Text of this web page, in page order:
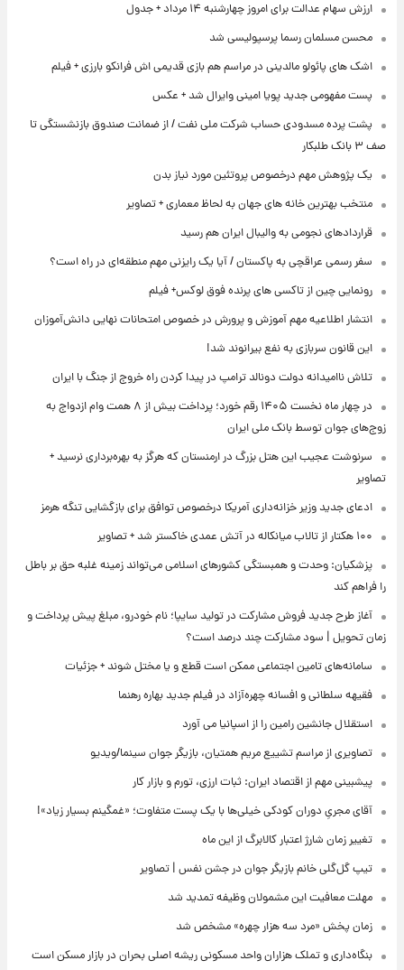
ارزش سهام عدالت برای امروز چهارشنبه ۱۴ مرداد + جدول
محسن مسلمان رسما پرسپولیسی شد
اشک های پائولو مالدینی در مراسم هم بازی قدیمی اش فرانکو بارزی + فیلم
پست مفهومی جدید پویا امینی وایرال شد + عکس
پشت پرده‌ مسدودی حساب شرکت ملی نفت / از ضمانت صندوق بازنشستگی تا
صف ۳ بانک طلبکار
یک پژوهش مهم درخصوص پروتئین مورد نیاز بدن
منتخب بهترین خانه های جهان به لحاظ معماری + تصاویر
قراردادهای نجومی به والیبال ایران هم رسید
سفر رسمی عراقچی به پاکستان / آیا یک رایزنی مهم منطقه‌ای در راه است؟
رونمایی چین از تاکسی های پرنده فوق لوکس+ فیلم
انتشار اطلاعیه مهم آموزش و پرورش در خصوص امتحانات نهایی دانش‌آموزان
این قانون سربازی به نفع بیرانوند شد!
تلاش ناامیدانه‌ دولت دونالد ترامپ در پیدا کردن راه خروج از جنگ با ایران
در چهار ماه نخست ۱۴۰۵ رقم خورد؛ پرداخت بیش از ۸ همت وام ازدواج به
زوج‌های جوان توسط بانک ملی ایران
سرنوشت عجیب این هتل بزرگ در ارمنستان که هرگز به بهره‌برداری نرسید +
تصاویر
ادعای جدید وزیر خزانه‌داری آمریکا درخصوص توافق برای بازگشایی تنگه هرمز
۱۰۰ هکتار از تالاب میانکاله در آتش عمدی خاکستر شد + تصاویر
پزشکیان: وحدت و همبستگی کشورهای اسلامی می‌تواند زمینه غلبه حق بر باطل
را فراهم کند
آغاز طرح جدید فروش مشارکت در تولید سایپا؛ نام خودرو، مبلغ پیش پرداخت و
زمان تحویل | سود مشارکت چند درصد است؟
سامانه‌های تامین اجتماعی ممکن است قطع و یا مختل شوند + جزئیات
فقیهه سلطانی و افسانه چهره‌آزاد در فیلم جدید بهاره رهنما
استقلال جانشین رامین را از اسپانیا می آورد
تصاویری از مراسم تشییع مریم همتیان، بازیگر جوان سینما/ویدیو
پیشبینی مهم از اقتصاد ایران: ثبات ارزی، تورم و بازار کار
آقای مجریِ دوران کودکی خیلی‌ها با یک پست متفاوت؛ «غمگینم بسیار زیاد»!
تغییر زمان شارژ اعتبار کالابرگ از این ماه
تیپ گل‌گلی خانم بازیگر جوان در جشن نفس | تصاویر
مهلت معافیت این مشمولان وظیفه تمدید شد
زمان پخش «مرد سه هزار چهره» مشخص شد
بنگاه‌داری و تملک هزاران واحد مسکونی ریشه اصلی بحران در بازار مسکن است